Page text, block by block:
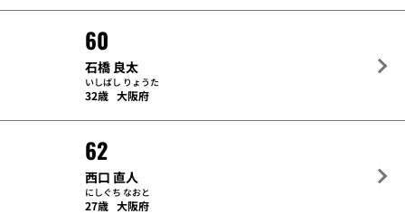
60
石橋 良太
いしばし りょうた
32歳 大阪府
62
西口 直人
にしぐち なおと
27歳 大阪府